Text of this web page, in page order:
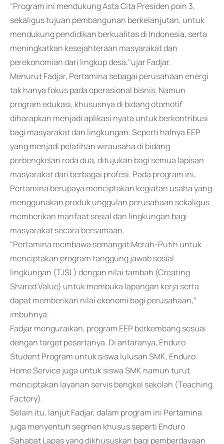
"Program ini mendukung Asta Cita Presiden poin 3,
sekaligus tujuan pembangunan berkelanjutan, untuk
mendukung pendidikan berkualitas di Indonesia, serta
meningkatkan kesejahteraan masyarakat dan
perekonomian dari lingkup desa,"ujar Fadjar.
Menurut Fadjar, Pertamina sebagai perusahaan energi
tak hanya fokus pada operasional bisnis. Namun
program edukasi, khususnya di bidang otomotif
diharapkan menjadi aplikasi nyata untuk berkontribusi
bagi masyarakat dan lingkungan. Seperti halnya EEP
yang menjadi pelatihan wirausaha di bidang
perbengkelan roda dua, ditujukan bagi semua lapisan
masyarakat dari berbagai profesi. Pada program ini,
Pertamina berupaya menciptakan kegiatan usaha yang
menggunakan produk unggulan perusahaan sekaligus
memberikan manfaat sosial dan lingkungan bagi
masyarakat secara bersamaan.
"Pertamina membawa semangat Merah-Putih untuk
menciptakan program tanggung jawab sosial
lingkungan (TJSL) dengan nilai tambah (Creating
Shared Value) untuk membuka lapangan kerja serta
dapat memberikan nilai ekonomi bagi perusahaan,"
imbuhnya.
Fadjar menguraikan, program EEP berkembang sesuai
dengan target pesertanya. Di antaranya, Enduro
Student Program untuk siswa lulusan SMK, Enduro
Home Service juga untuk siswa SMK namun turut
menciptakan layanan servis bengkel sekolah (Teaching
Factory).
Selain itu, lanjut Fadjar, dalam program ini Pertamina
juga menyentuh segmen khusus seperti Enduro
Sahabat Lapas yang dikhususkan bagi pemberdayaan